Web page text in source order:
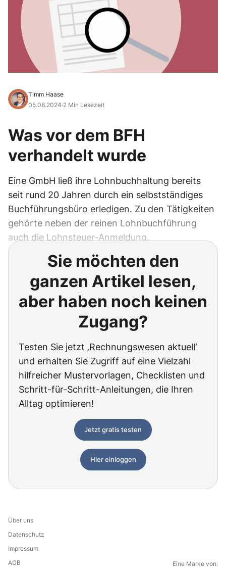
Timm Haase
05.08.2024·2 Min Lesezeit
Was vor dem BFH
verhandelt wurde
Eine GmbH ließ ihre Lohnbuchhaltung bereits
seit rund 20 Jahren durch ein selbstständiges
Buchführungsbüro erledigen. Zu den Tätigkeiten
gehörte neben der reinen Lohnbuchführung
auch die Lohnsteuer-Anmeldung.
Sie möchten den
ganzen Artikel lesen,
aber haben noch keinen
Zugang?
Testen Sie jetzt ‚Rechnungswesen aktuell‘
und erhalten Sie Zugriff auf eine Vielzahl
hilfreicher Mustervorlagen, Checklisten und
Schritt-für-Schritt-Anleitungen, die Ihren
Alltag optimieren!
Jetzt gratis testen
Hier einloggen
Über uns
Datenschutz
Impressum
AGB
Eine Marke von: